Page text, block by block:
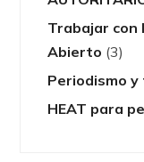
Trabajar con
Abierto (3)
Periodismo y
HEAT para